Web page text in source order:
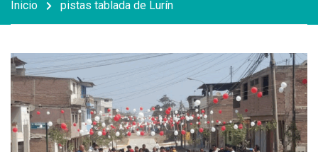
Inicio pistas tablada de Lurín